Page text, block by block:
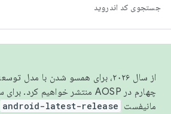
جستجوی کد اندروید
از سال ۲۰۲۶، برای همسو شدن با
چهارم در AOSP منتشر خواهیم کرد. برای ساخت و مشارکت در AOSP،
مانیفست android-latest-release